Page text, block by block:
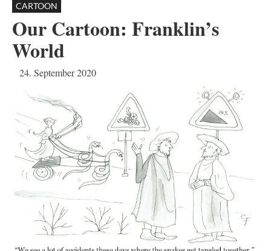
CARTOON
Our Cartoon: Franklin’s
World
24. September 2020